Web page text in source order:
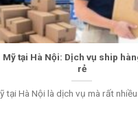
tại Hà Nội: Dịch vụ ship
rẻ
tại Hà Nội là dịch vụ mà rất nhiều